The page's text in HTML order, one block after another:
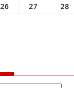
26 27 28